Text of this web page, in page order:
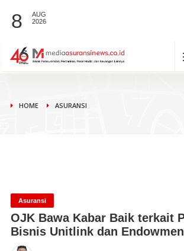
8
AUG
2026
HOME ASURANSI
Asuransi
OJK Bawa Kabar Baik terkait
Bisnis Unitlink dan